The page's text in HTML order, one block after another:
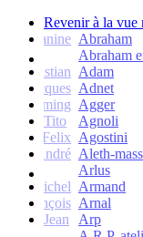
Revenir à la vue
Janine Abraham
Abraham
Christian Adam
Jacques Adnet
Flemming Agger
Tito
Agnoli
Felix Agostini
André Aleth-
Arlus
Michel Armand
François Arnal
Jean
Arp